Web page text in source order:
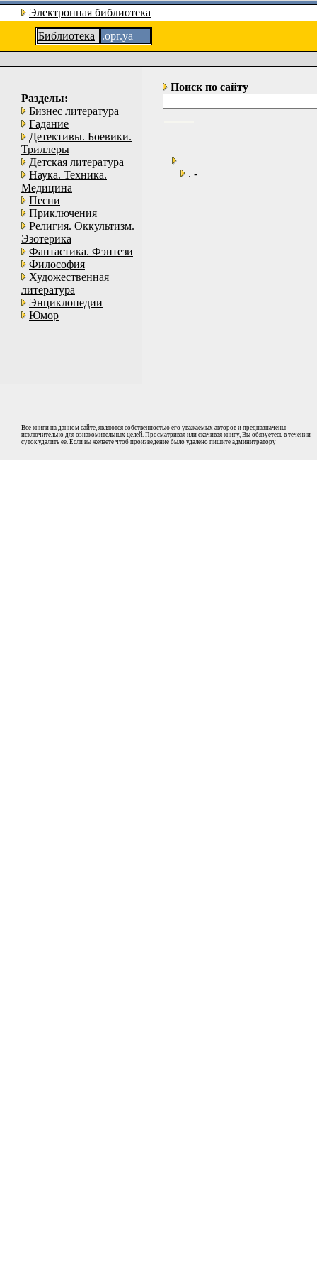
Электронная библиотека
Библиотека
.орг.уа
Разделы:
Бизнес литература
Гадание
Детективы. Боевики.
Триллеры
Детская литература
Наука. Техника.
Медицина
Песни
Приключения
Религия. Оккультизм.
Эзотерика
Фантастика. Фэнтези
Философия
Художественная
литература
Энциклопедии
Юмор
Поиск по сайту
. -
Все книги на данном сайте, являются собственностью его уважаемых авторов и предназначены
исключительно для ознакомительных целей. Просматривая или скачивая книгу, Вы обязуетесь в течении
суток удалить ее. Если вы желаете чтоб произведение было удалено пишите админитратору